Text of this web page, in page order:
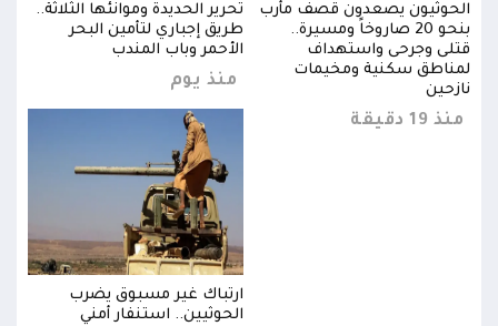
الحوثيون يصعدون قصف مأرب
بنحو 20 صاروخاً ومسيرة..
قتلى وجرحى واستهداف
لمناطق سكنية ومخيمات
نازحين
منذ 19 دقيقة
تحرير الحديدة وموانئها الثلاثة..
طريق إجباري لتأمين البحر
الأحمر وباب المندب
منذ يوم
ارتباك غير مسبوق يضرب
الحوثيين.. استنفار أمني